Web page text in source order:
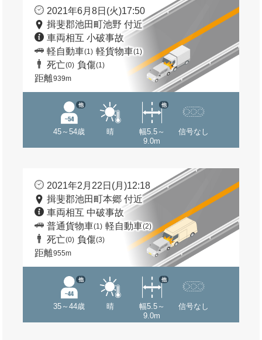
2021年6月8日(火)17:50
揖斐郡池田町池野 付近
車両相互 小破事故
軽自動車(1) 軽貨物車(1)
死亡(0) 負傷(1)
距離939m
45～54歳
他
晴
幅5.5～
9.0m
他
信号なし
2021年2月22日(月)12:18
揖斐郡池田町本郷 付近
車両相互 中破事故
普通貨物車(1) 軽自動車(2)
死亡(0) 負傷(3)
距離955m
35～44歳
他
晴
幅5.5～
9.0m
他
信号なし